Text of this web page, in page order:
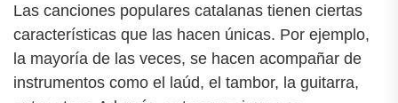
Las canciones populares catalanas tienen ciertas
características que las hacen únicas. Por ejemplo,
la mayoría de las veces, se hacen acompañar de
instrumentos como el laúd, el tambor, la guitarra,